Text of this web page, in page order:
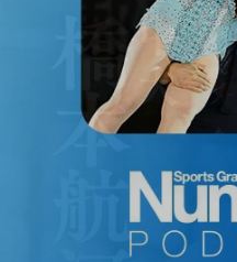
なぜ平良海馬は石
球部”からライオ
「“0－0信仰”を払
「後出しじゃんけ